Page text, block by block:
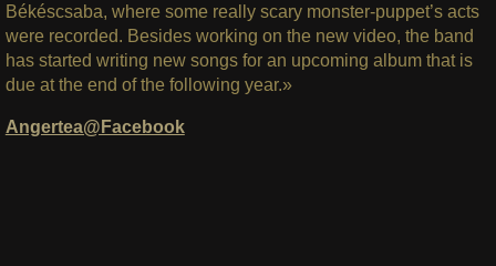
Békéscsaba, where some really scary monster-puppet’s acts
were recorded. Besides working on the new video, the band
has started writing new songs for an upcoming album that is
due at the end of the following year.»
Angertea@Facebook